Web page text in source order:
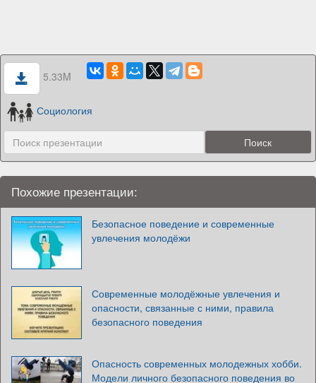
5.33M
Социология
Похожие презентации:
Безопасное поведение и современные
увлечения молодёжи
Современные молодёжные увлечения и
опасности, связанные с ними, правила
безопасного поведения
Опасность современных молодежных хобби.
Модели личного безопасного поведения во